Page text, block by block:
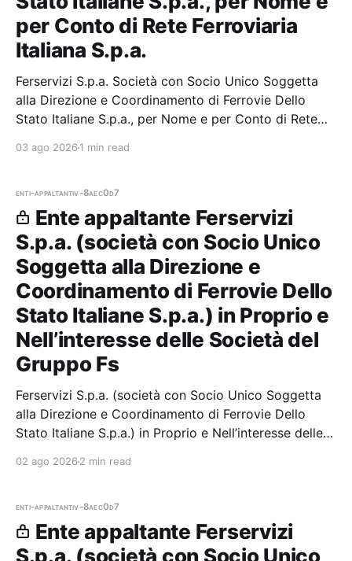
per Conto di Rete Ferroviaria
Italiana S.p.a.
Ferservizi S.p.a. Società con Socio Unico Soggetta
alla Direzione e Coordinamento di Ferrovie Dello
Stato Italiane S.p.a., per Nome e per Conto di Rete
partecipazioni.
03 ago 2026 1 min read
enti-appaltantiv-8aec0d7
Ente appaltante Ferservizi
S.p.a. (società con Socio Unico
Soggetta alla Direzione e
Coordinamento di Ferrovie Dello
Stato Italiane S.p.a.) in Proprio e
Nell’interesse delle Società del
Gruppo Fs
Ferservizi S.p.a. (società con Socio Unico Soggetta
alla Direzione e Coordinamento di Ferrovie Dello
Stato Italiane S.p.a.) in Proprio e Nell’interesse delle
partecipazioni.
02 ago 2026 2 min read
enti-appaltantiv-8aec0d7
Ente appaltante Ferservizi
S.p.a. (società con Socio Unico